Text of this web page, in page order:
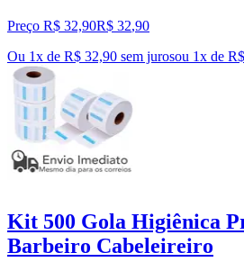
Preço R$ 32,90R$ 32,90
Ou 1x de R$ 32,90 sem jurosou 1x de
Kit 500 Gola Higiênica
Barbeiro Cabeleireiro